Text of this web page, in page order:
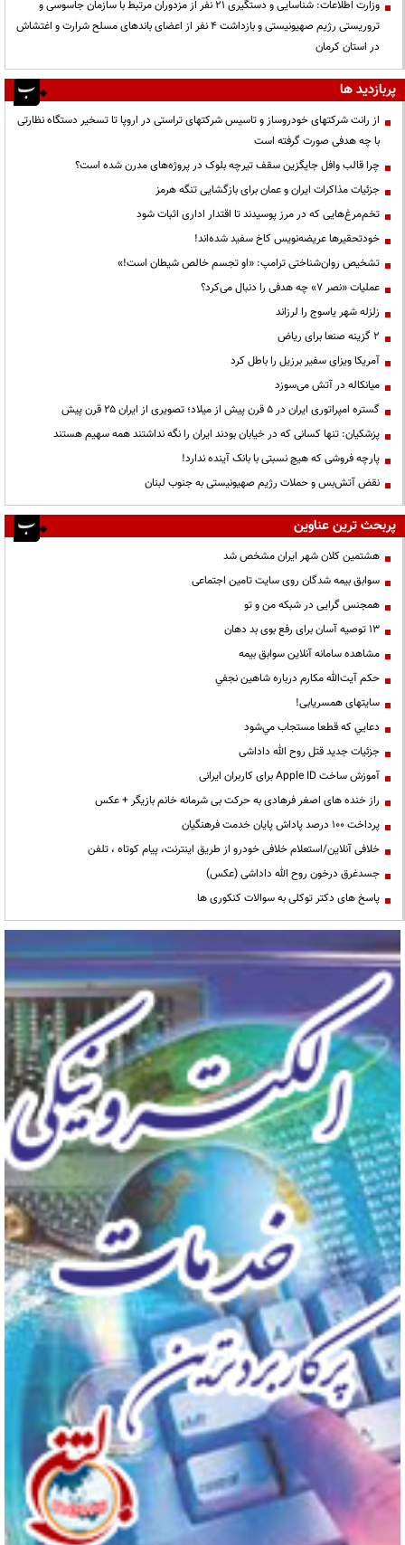
وزارت اطلاعات: شناسایی و دستگیری ۲۱ نفر از مزدوران مرتبط با سازمان جاسوسی و
تروریستی رژیم صهیونیستی و بازداشت ۴ نفر از اعضای باندهای مسلح شرارت و اغتشاش
در استان کرمان
پربازدید ها
از رانت‌ شرکتهای خودروساز و تاسیس شرکتهای تراستی در اروپا تا تسخیر دستگاه نظارتی
با چه هدفی صورت گرفته است
چرا قالب وافل جایگزین سقف تیرچه بلوک در پروژه‌های مدرن شده است؟
جزئیات مذاکرات ایران و عمان برای بازگشایی تنگه هرمز
تخم‌مرغ‌هایی که در مرز پوسیدند تا اقتدار اداری اثبات شود
خودتحقیرها عریضه‌نویس کاخ سفید شده‌اند!
تشخیص روان‌شناختی ترامپ: «او تجسم خالص شیطان است!»
عملیات «نصر ۷» چه هدفی را دنبال می‌کرد؟
زلزله شهر یاسوج را لرزاند
۲ گزینه صنعا برای ریاض
آمریکا ویزای سفیر برزیل را باطل کرد
میانکاله در آتش می‌سوزد
گستره امپراتوری ایران در ۵ قرن پیش از میلاد؛ تصویری از ایران ۲۵ قرن پیش
پزشکیان: تنها کسانی که در خیابان بودند ایران را نگه نداشتند همه سهیم هستند
پارچه فروشی که هیچ نسبتی با بانک آینده ندارد!
نقض آتش‌بس و حملات رژیم صهیونیستی به جنوب لبنان
پربحث ترین عناوین
هشتمین کلان شهر ایران مشخص شد
سوابق بیمه شدگان روی سایت تامین اجتماعی
همجنس گرایی در شبکه من و تو
13 توصیه آسان برای رفع بوی بد دهان
مشاهده سامانه آنلاين سوابق بیمه
حكم آيت‌الله مكارم درباره شاهين نجفي
سایتهای همسریابی!
دعايي كه قطعا مستجاب مي‌شود
جزئیات جدید قتل روح الله داداشی
آموزش ساخت Apple ID برای کاربران ایرانی
راز خنده های اصغر فرهادی به حرکت بی شرمانه خانم بازیگر + عکس
پرداخت ۱۰۰ درصد پاداش پایان خدمت فرهنگیان
خلافی آنلاین/استعلام خلافی خودرو از طریق اینترنت، پیام کوتاه ، تلفن
جسدغرق درخون روح الله داداشی (عکس)
پاسخ های دکتر توکلی به سوالات کنکوری ها